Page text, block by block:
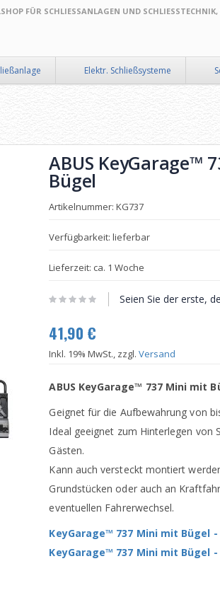
FÜR SCHLIESSANLAGEN UND SCHLIESSTECHNIK,
Elektr. Schließsysteme
ABUS KeyGarage™
Bügel
Artikelnummer: KG737
Verfügbarkeit: lieferbar
Lieferzeit: ca. 1 Woche
Seien Sie der erste,
41,90 €
Inkl. 19% MwSt., zzgl.Versand
ABUS KeyGarage™ 737 Mini mit
Geignet für die Aufbewahrung von
Ideal geeignet zum Hinterlegen von
Gästen.
Kann auch versteckt montiert
Grundstücken oder auch an
eventuellen Fahrerwechsel.
KeyGarage™ 737 Mini mit Bügel
KeyGarage™ 737 Mini mit Bügel